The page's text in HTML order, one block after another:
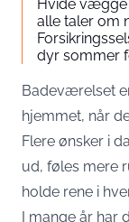
Hvide vægge
alle taler om
dyr sommer
Badeværelset
hjemmet, når
Flere ønsker i
ud, føles mere
holde rene i
I mange år har